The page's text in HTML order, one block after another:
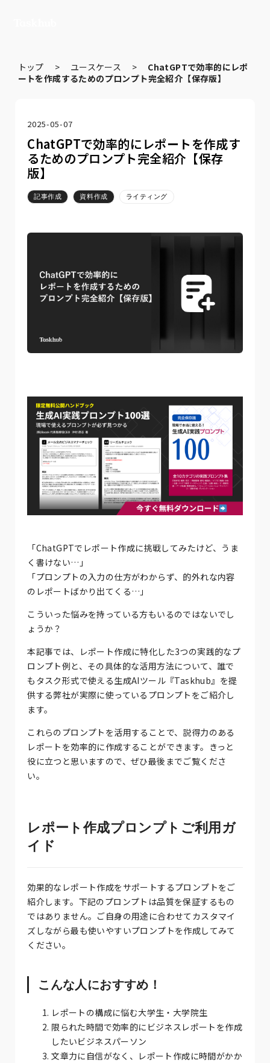
トップ > ユースケース > ChatGPTで効率的にレポ
ートを作成するためのプロンプト完全紹介【保存版】
2025-05-07
ChatGPTで効率的にレポートを作成す
るためのプロンプト完全紹介【保存
版】
記事作成 資料作成 ライティング
「ChatGPTでレポート作成に挑戦してみたけど、うま
く書けない…」
「プロンプトの入力の仕方がわからず、的外れな内容
のレポートばかり出てくる…」
こういった悩みを持っている方もいるのではないでし
ょうか？
本記事では、レポート作成に特化した3つの実践的なプ
ロンプト例と、その具体的な活用方法について、誰で
もタスク形式で使える生成AIツール『Taskhub』を提
供する弊社が実際に使っているプロンプトをご紹介し
ます。
これらのプロンプトを活用することで、説得力のある
レポートを効率的に作成することができます。きっと
役に立つと思いますので、ぜひ最後までご覧くださ
い。
レポート作成プロンプトご利用ガ
イド
効果的なレポート作成をサポートするプロンプトをご
紹介します。下記のプロンプトは品質を保証するもの
ではありません。ご自身の用途に合わせてカスタマイ
ズしながら最も使いやすいプロンプトを作成してみて
ください。
こんな人におすすめ！
レポートの構成に悩む大学生・大学院生
限られた時間で効率的にビジネスレポートを作成
したいビジネスパーソン
文章力に自信がなく、レポート作成に時間がかか